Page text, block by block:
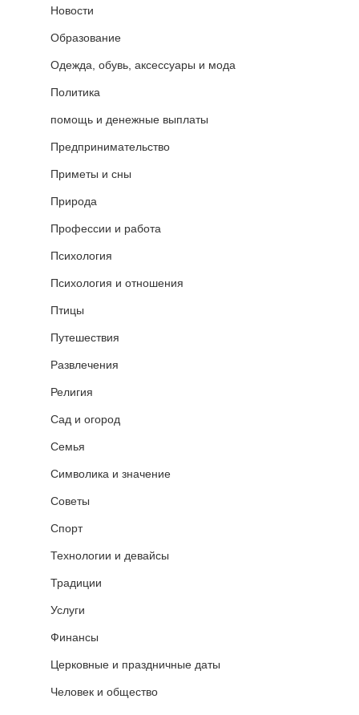
Новости
Образование
Одежда, обувь, аксессуары и мода
Политика
помощь и денежные выплаты
Предпринимательство
Приметы и сны
Природа
Профессии и работа
Психология
Психология и отношения
Птицы
Путешествия
Развлечения
Религия
Сад и огород
Семья
Символика и значение
Советы
Спорт
Технологии и девайсы
Традиции
Услуги
Финансы
Церковные и праздничные даты
Человек и общество